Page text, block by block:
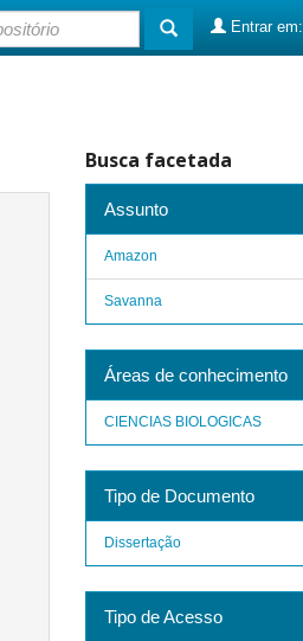
Entrar em:
Busca facetada
Assunto
Amazon
Savanna
Áreas de conhecimento
CIENCIAS BIOLOGICAS
Tipo de Documento
Dissertação
Tipo de Acesso